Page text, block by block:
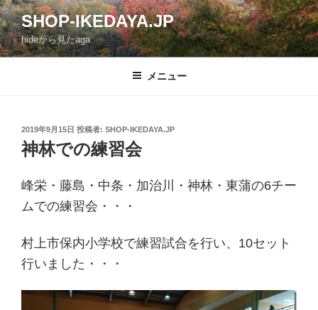
コ
ン
テ
ン
SHOP-IKEDAYA.JP
hideから見たaga
メニュー
投
稿
日:
2019年9月15日 投稿者: SHOP-IKEDAYA.JP
神林での練習会
峰栄・藤島・中条・加治川・神林・東蒲の6チー
ムでの練習会・・・
村上市保内小学校で練習試合を行い、10セット
行いました・・・